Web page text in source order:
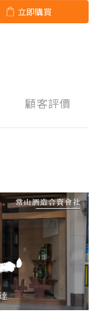
立即購買
顧客評價